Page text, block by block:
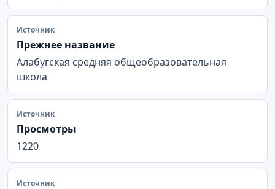
Источник
Прежнее название
Алабугская средняя общеобразовательная
школа
Источник
Просмотры
1220
Источник